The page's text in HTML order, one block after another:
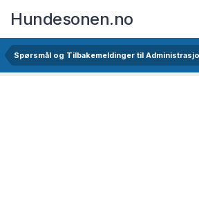
Hundesonen.no
Spørsmål og Tilbakemeldinger til